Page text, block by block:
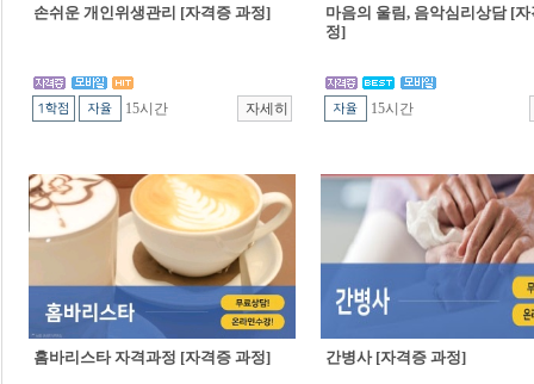
손쉬운 개인위생관리 [자격증 과정]
15시간
마음의 울림, 음악심리상담 [
정]
15시간
홈바리스타 자격과정 [자격증 과정] 간병사 [자격증 과정]